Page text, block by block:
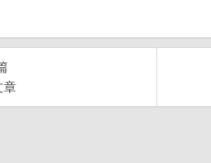
章